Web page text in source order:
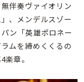
伴奏ヴァイオリン
、メンデルスゾー
ン「英雄ポロネー
ムを締めくくるの
章。